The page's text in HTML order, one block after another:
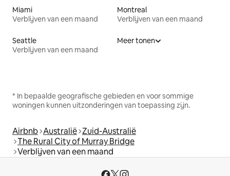
Miami
Verblijven van een maand
Montreal
Verblijven van een maand
Seattle
Verblijven van een maand
Meer tonen
* In bepaalde geografische gebieden en voor sommige
woningen kunnen uitzonderingen van toepassing zijn.
Airbnb Australië Zuid-Australië
The Rural City of Murray Bridge
Verblijven van een maand